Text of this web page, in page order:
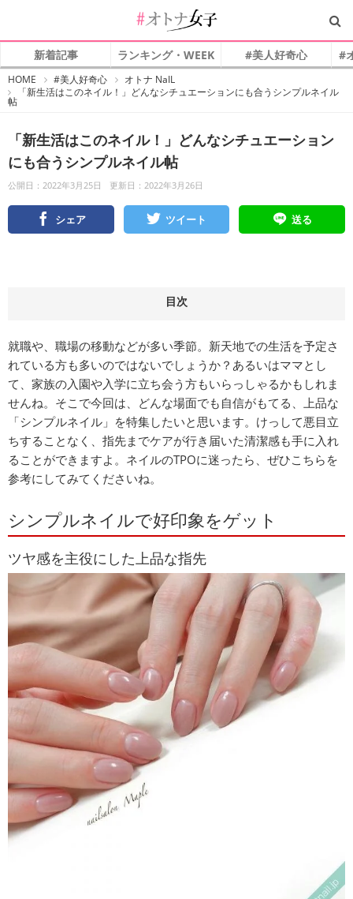
新着記事 ランキング・WEEK #美人好奇心 #
HOME
オ
ト
#美人好奇心
オトナ NaIL
「新生活はこのネイル！」どんなシチュエーションにも合うシンプルネイル
帖
「新生活はこのネイル！」どんなシチュエーション
にも合うシンプルネイル帖
公開日：2022年3月25日 更新日：2022年3月26日
シェア ツイート 送る
目次
就職や、職場の移動などが多い季節。新天地での生活を予定さ
れている方も多いのではないでしょうか？あるいはママとし
て、家族の入園や入学に立ち会う方もいらっしゃるかもしれま
せんね。そこで今回は、どんな場面でも自信がもてる、上品な
「シンプルネイル」を特集したいと思います。けっして悪目立
ちすることなく、指先までケアが行き届いた清潔感も手に入れ
ることができますよ。ネイルのTPOに迷ったら、ぜひこちらを
参考にしてみてくださいね。
シンプルネイルで好印象をゲット
ツヤ感を主役にした上品な指先